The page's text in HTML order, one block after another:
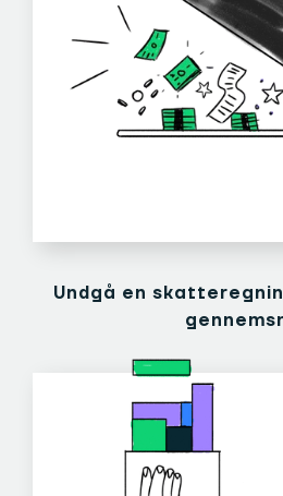
Undgå en